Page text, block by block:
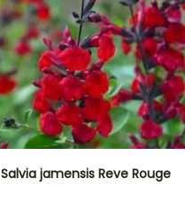
Salvia jamensis Reve Rouge